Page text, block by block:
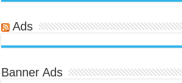
Ads
Banner Ads